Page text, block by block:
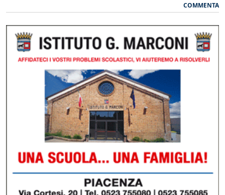
COMMENTA